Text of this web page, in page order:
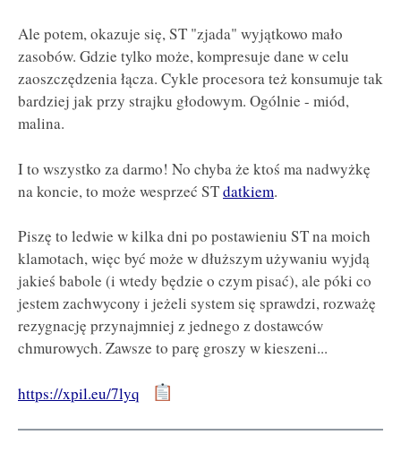
Ale potem, okazuje się, ST "zjada" wyjątkowo mało
zasobów. Gdzie tylko może, kompresuje dane w celu
zaoszczędzenia łącza. Cykle procesora też konsumuje tak
bardziej jak przy strajku głodowym. Ogólnie - miód,
malina.
I to wszystko za darmo! No chyba że ktoś ma nadwyżkę
na koncie, to może wesprzeć STdatkiem.
Piszę to ledwie w kilka dni po postawieniu ST na moich
klamotach, więc być może w dłuższym używaniu wyjdą
jakieś babole (i wtedy będzie o czym pisać), ale póki co
jestem zachwycony i jeżeli system się sprawdzi, rozważę
rezygnację przynajmniej z jednego z dostawców
chmurowych. Zawsze to parę groszy w kieszeni...
https://xpil.eu/7lyq